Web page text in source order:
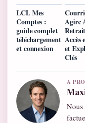
LCL Mes
Comptes :
guide complet
téléchargement
et connexion
Agirc
Accès
et
Clés
A
Nous